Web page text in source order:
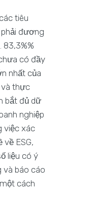
tiêu
phải đương
83,3%%
có đầy
nhất của
và thực
bắt đủ dữ
nghiệp
việc xác
về ESG,
liệu có ý
và báo cáo
cách